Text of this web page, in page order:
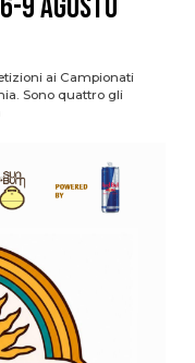
9 agosto
ai Campionati
Sono quattro gli